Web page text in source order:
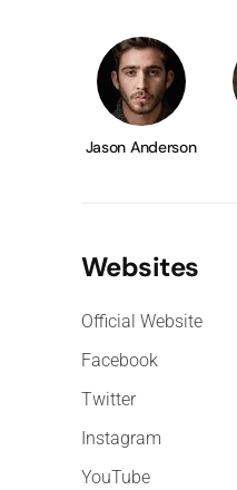
Jason Anderson
Websites
Official Website
Facebook
Twitter
Instagram
YouTube